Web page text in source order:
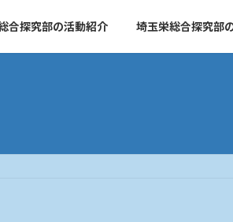
合探究部の活動紹介 埼玉栄総合探究部